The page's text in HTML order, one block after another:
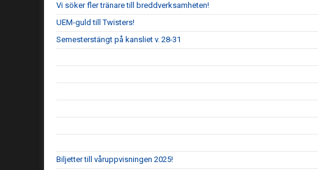
Vi söker fler tränare till breddverksamheten!
UEM-guld till Twisters!
Semesterstängt på kansliet v. 28-31
Biljetter till våruppvisningen 2025!